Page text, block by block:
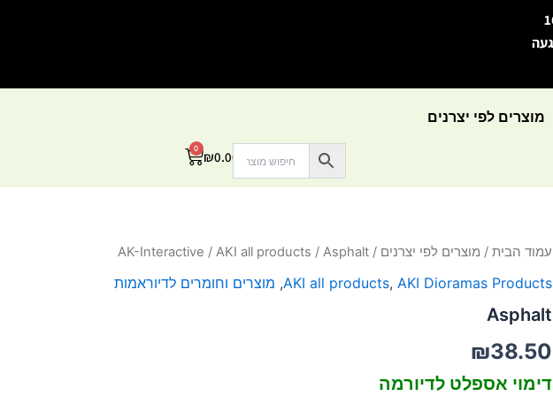
מוצרים לפי יצרנים
₪0.00
0
עגלת
עמוד הבית / מוצרים לפי יצרנים /
AK-Interactive / AKI all products / Asphalt
AKI all products, AKI Dioramas Products
, מוצרים וחומרים לדיוראמות
Asphalt
₪38.50
דימוי אספלט לדיורמה
כמות
Asphalt